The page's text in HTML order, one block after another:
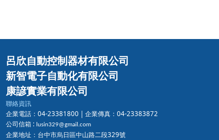
呂欣自動控制器材有限公司
新智電子自動化有限公司
康諺實業有限公司
聯絡資訊
企業電話：04-23381800 | 企業傳真：04-23383872
公司信箱 : lusin329@gmail.com
企業地址：台中市烏日區中山路二段329號